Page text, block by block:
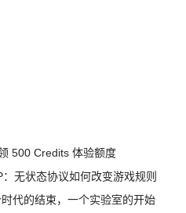
500 Credits 体验额度
无状态协议如何改变游戏规则
代的结束，一个实验室的开始